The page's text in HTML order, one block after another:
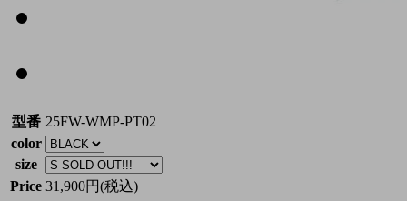
型番 25FW-WMP-PT02
color
size
Price 31,900円(税込)